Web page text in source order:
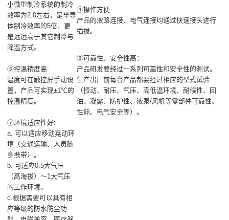
小微型制冷系统的制冷
效率为2.0左右，是半导
体制冷效率的5倍，更
是远远高于其它制冷与
降温方式。
④操作方便
产品的液路连接、电气连接均通过快速接头进行
插拔。
⑤控温精度高:
温度可在触控屏手动设
置，产品可实现±1℃的
控温精度。
⑥可靠性、安全性高：
产品研发要经过一系列可靠性和安全性的测试。
生产出厂前每台产品都要经过相应的型式试验
（振动、耐压、气压、高低温环境、耐候性、回
油、凝露、防护性、液泵/风机等零部件可靠性、
性能、电气安全等）。
⑦环境适应性好:
a. 可以适应移动晃动环
境（交通运输、人员随
身携带）。
b. 可适应0.5大气压
（高海拔）～1大气压
的工作环境。
c.根据需要可以具有相
应等级的防水防尘功